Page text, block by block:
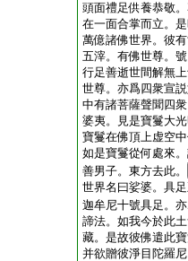
頭面禮足供養恭敬
在一面合掌而立。
萬億諸佛世界。彼
五滓。有佛世尊。
行足善逝世間解無
世尊。亦爲四衆宣
中有諸菩薩聲聞四
婆夷。見是寶鬘大
寶鬘在佛頂上虚空
如是寶鬘從何處來
善男子。東方去此。
世界名曰娑婆。具
迦牟尼十號具足。
諦法。如我今於此
藏。是故彼佛遣此
并欲贈彼淨目陀羅